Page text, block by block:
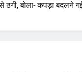
बोला- कपड़ा बदलने